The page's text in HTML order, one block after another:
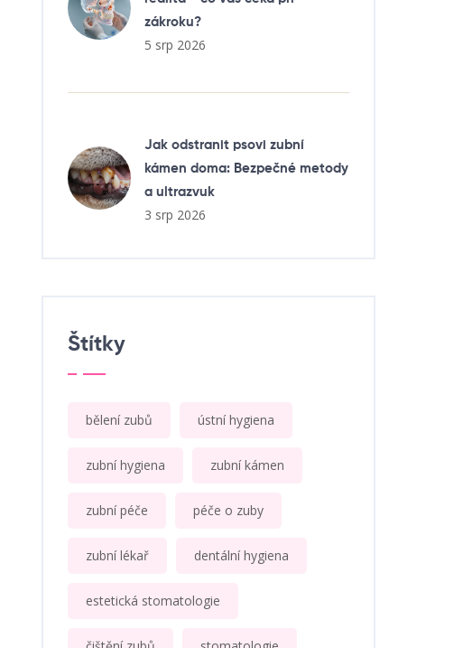
zákroku?
5 srp 2026
Jak odstranit psovi zubní
kámen doma: Bezpečné metody
a ultrazvuk
3 srp 2026
Štítky
bělení zubů ústní hygiena
zubní hygiena zubní kámen
zubní péče péče o zuby
zubní lékař dentální hygiena
estetická stomatologie